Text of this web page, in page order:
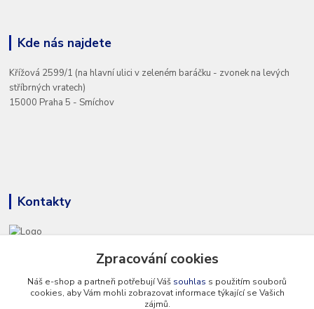
Kde nás najdete
Křížová 2599/1 (na hlavní ulici v zeleném baráčku - zvonek na levých
stříbrných vratech)
15000 Praha 5 - Smíchov
Kontakty
+420 777 286 674
info@hvp-modell.cz
Zpracování cookies
Náš e-shop a partneři potřebují Váš souhlas s použitím souborů
cookies, aby Vám mohli zobrazovat informace týkající se Vašich
zájmů.